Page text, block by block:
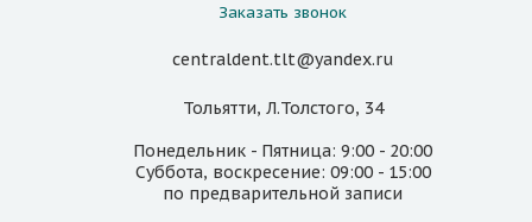
Заказать звонок
centraldent.tlt@yandex.ru
Тольятти, Л.Толстого, 34
Понедельник - Пятница: 9:00 - 20:00
Суббота, воскресение: 09:00 - 15:00
по предварительной записи